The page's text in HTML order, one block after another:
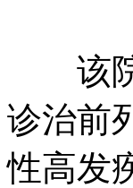
该院
诊治前
性高发